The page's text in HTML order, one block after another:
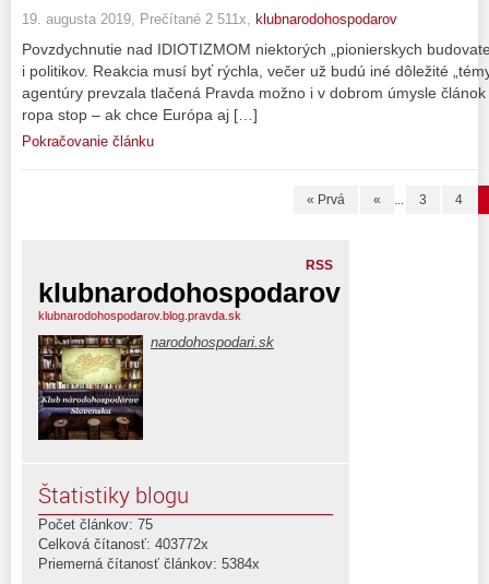
19. augusta 2019, Prečítané 2 511x, klubnarodohospodarov
Povzdychnutie nad IDIOTIZMOM niektorých „pionierskych
i politikov. Reakcia musí byť rýchla, večer už budú iné dôležité
agentúry prevzala tlačená Pravda možno i v dobrom úmysle
ropa stop – ak chce Európa aj […]
Pokračovanie článku
« Prvá « ... 3 4
RSS
klubnarodohospodarov
klubnarodohospodarov.blog.pravda.sk
narodohospodari.sk
Štatistiky blogu
Počet článkov: 75
Celková čítanosť: 403772x
Priemerná čítanosť článkov: 5384x